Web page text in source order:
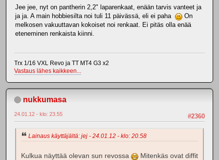
Jee jee, nyt on pantherin 2,2" laparenkaat, enään tarvis vanteet ja
ja ja. A main hobbiesilta noi tuli 11 päivässä, eli ei paha
On
melkosen vakuuttavan kokoiset noi renkaat. Ei pitäs olla enää
eteneminen renkaista kiinni.
Trx 1/16 VXL Revo ja TT MT4 G3 x2
Vastaus lähes kaikkeen...
nukkumasa
#2360
24.01.12 - klo: 23.55
Lainaus käyttäjältä: jej - 24.01.12 - klo: 20.58
Kulkua näyttää olevan sun revossa
Mitenkäs ovat diffit